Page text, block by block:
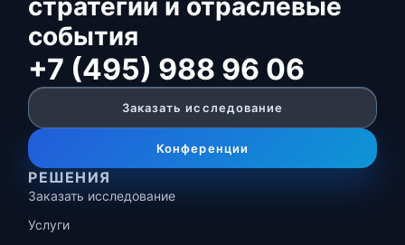
стратегии и отраслевые
события
+7 (495) 988 96 06
Заказать исследование
Конференции
РЕШЕНИЯ
Заказать исследование
Услуги